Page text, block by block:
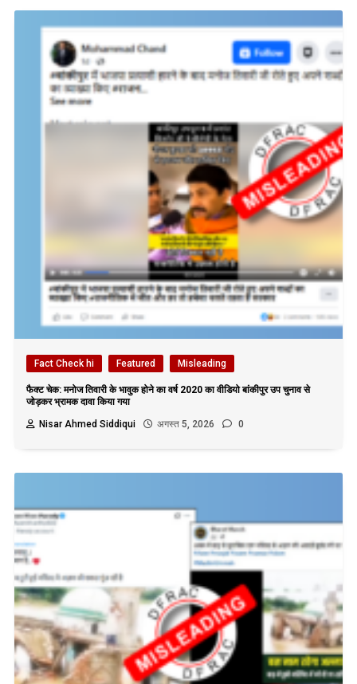
Fact Check hi Featured Misleading
फैक्ट चेक: मनोज तिवारी के भावुक होने का वर्ष 2020 का वीडियो बांकीपुर उप चुनाव से
जोड़कर भ्रामक दावा किया गया
Nisar Ahmed Siddiqui
अगस्त 5, 2026 0